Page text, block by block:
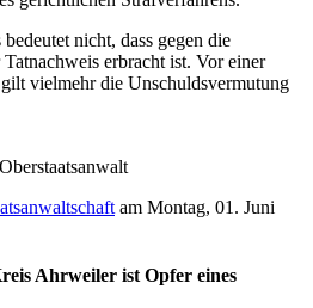
nicht, dass gegen die
erbracht ist. Vor einer
vielmehr die Unschuldsvermutung
am Montag, 01. Juni
Ahrweiler ist Opfer eines